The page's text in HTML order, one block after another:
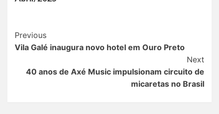
Post
Navigation
Previous
Vila Galé inaugura novo hotel em Ouro Preto
Next
40 anos de Axé Music impulsionam circuito de
micaretas no Brasil